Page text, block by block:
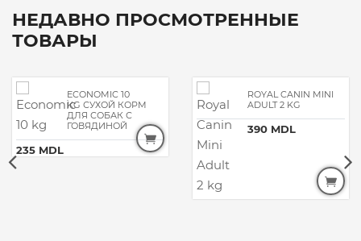
НЕДАВНО ПРОСМОТРЕННЫЕ
ТОВАРЫ
ECONOMIC 10
KG СУХОЙ КОРМ
ДЛЯ СОБАК С
ГОВЯДИНОЙ
235 MDL
ROYAL CANIN MINI
ADULT 2 KG
390 MDL